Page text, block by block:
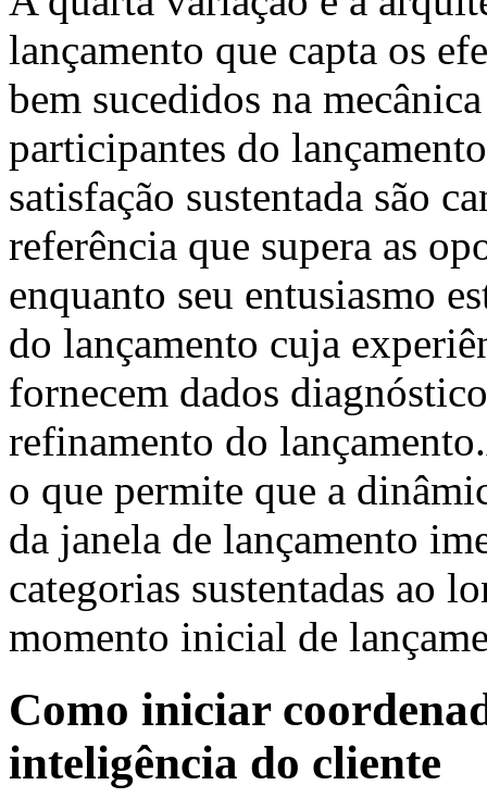
lançamento que capta os
bem sucedidos na
participantes do
satisfação sustentada são
referência que supera as
enquanto seu entusiasmo
do lançamento cuja
fornecem dados
refinamento do
o que permite que a
da janela de lançamento
categorias sustentadas ao
momento inicial de
Como iniciar
inteligência do cliente